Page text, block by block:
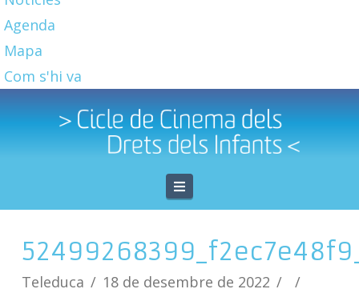
Agenda
Mapa
Com s'hi va
Navigation
Teleduca
18 de desembre de 2022